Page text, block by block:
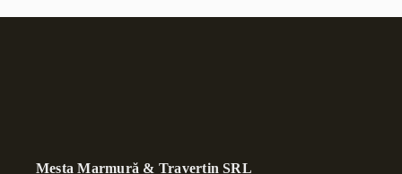
Mesta Marmură & Travertin SRL